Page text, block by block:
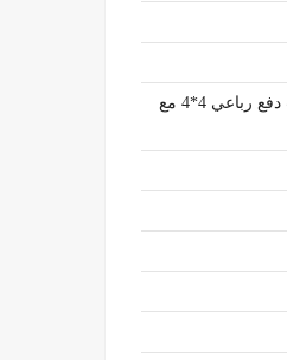
SUV car rental – تأجير سيارات دفع رباعي 4*4 مع